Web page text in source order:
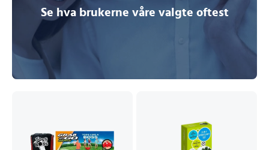
Se hva brukerne våre valgte oftest